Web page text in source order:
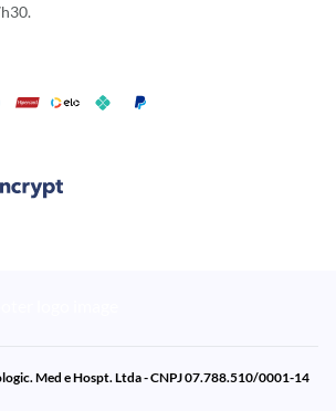
Med e Hospt. Ltda - CNPJ 07.788.510/0001-14